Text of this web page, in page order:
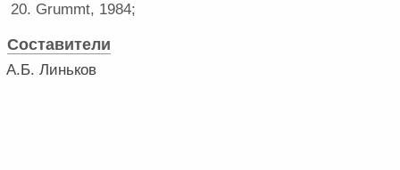
20. Grummt, 1984;
Составители
А.Б. Линьков